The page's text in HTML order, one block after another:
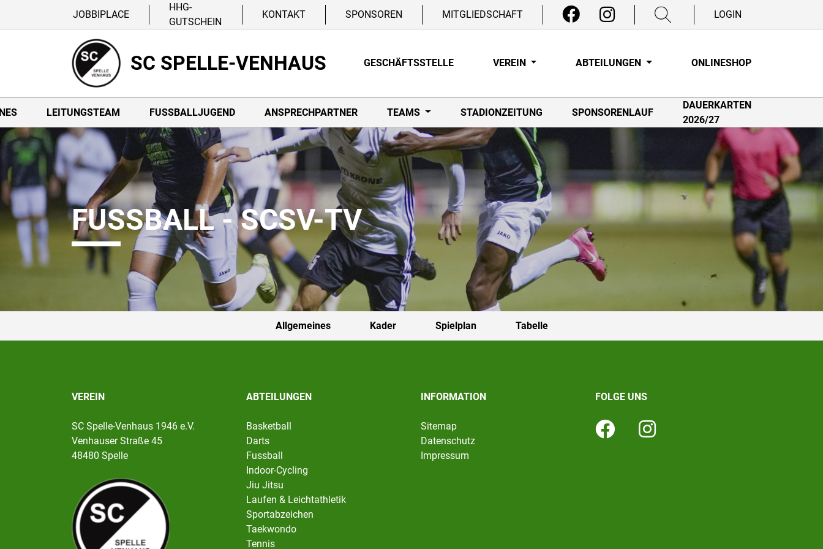
JOBBIPLACE
HHG-
GUTSCHEIN
KONTAKT SPONSOREN MITGLIEDSCHAFT LOGIN
SC SPELLE-VENHAUS GESCHÄFTSSTELLE VEREIN ABTEILUNGEN ONLINESHOP
LEITUNGSTEAM FUSSBALLJUGEND ANSPRECHPARTNER TEAMS STADIONZEITUNG SPONSORENLAUF
DAUERKARTEN
2026/27
FUSSBALL - SCSV-TV
Allgemeines Kader Spielplan Tabelle
VEREIN
SC Spelle-Venhaus 1946 e.V.
Venhauser Straße 45
48480 Spelle
ABTEILUNGEN
Basketball
Darts
Fussball
Indoor-Cycling
Jiu Jitsu
Laufen & Leichtathletik
Sportabzeichen
Taekwondo
Tennis
INFORMATION
Sitemap
Datenschutz
Impressum
FOLGE UNS